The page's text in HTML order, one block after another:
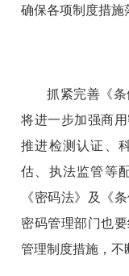
确保各项制度措施
抓紧完善《
将进一步加强商
推进检测认证、
估、执法监管等
《密码法》及《
密码管理部门也
管理制度措施，不